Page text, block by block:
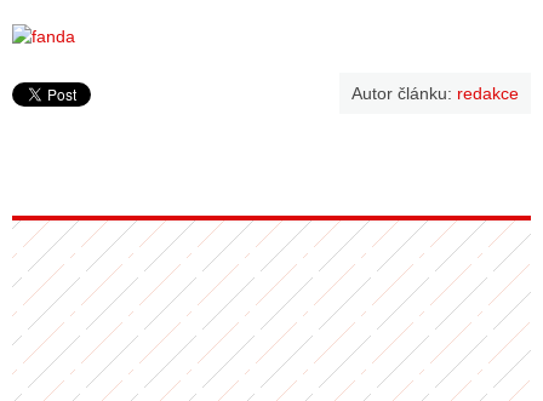
Autor článku: redakce